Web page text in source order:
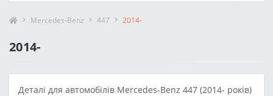
Mercedes-Benz 447 2014-
2014-
Деталі для автомобілів Mercedes-Benz 447 (2014- років)